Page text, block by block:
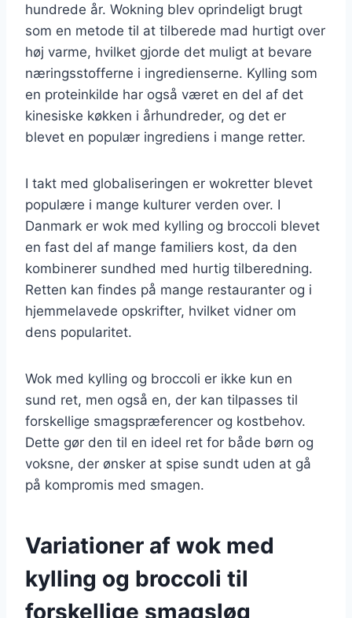
hundrede år. Wokning blev oprindeligt brugt
som en metode til at tilberede mad hurtigt over
høj varme, hvilket gjorde det muligt at bevare
næringsstofferne i ingredienserne. Kylling som
en proteinkilde har også været en del af det
kinesiske køkken i århundreder, og det er
blevet en populær ingrediens i mange retter.
I takt med globaliseringen er wokretter blevet
populære i mange kulturer verden over. I
Danmark er wok med kylling og broccoli blevet
en fast del af mange familiers kost, da den
kombinerer sundhed med hurtig tilberedning.
Retten kan findes på mange restauranter og i
hjemmelavede opskrifter, hvilket vidner om
dens popularitet.
Wok med kylling og broccoli er ikke kun en
sund ret, men også en, der kan tilpasses til
forskellige smagspræferencer og kostbehov.
Dette gør den til en ideel ret for både børn og
voksne, der ønsker at spise sundt uden at gå
på kompromis med smagen.
Variationer af wok med
kylling og broccoli til
forskellige smagsløg